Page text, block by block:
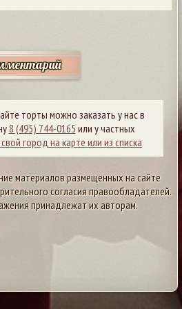
торты можно заказать у нас в
8 (495) 744-0165 или у частных
город на карте или из списка
материалов размещенных на сайте
согласия правообладателей.
принадлежат их авторам.